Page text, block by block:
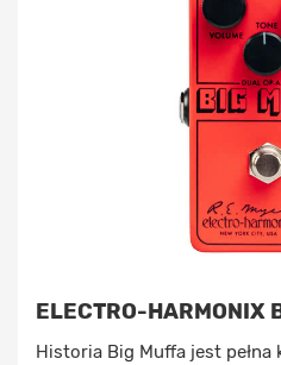
ELECTRO-HARMONIX
Historia Big Muffa jest